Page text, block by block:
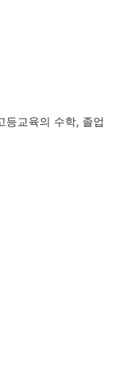
등교육의 수학, 졸업